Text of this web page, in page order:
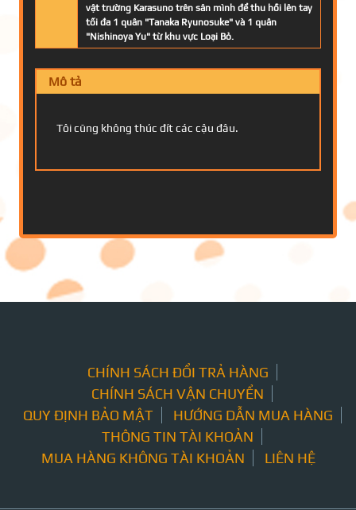
vật trường Karasuno trên sân mình để thu hồi lên tay
tối đa 1 quân "Tanaka Ryunosuke" và 1 quân
"Nishinoya Yu" từ khu vực Loại Bỏ.
Mô tả
Tôi cũng không thúc đít các cậu đâu.
CHÍNH SÁCH ĐỔI TRẢ HÀNG
CHÍNH SÁCH VẬN CHUYỂN
QUY ĐỊNH BẢO MẬT
HƯỚNG DẪN MUA HÀNG
THÔNG TIN TÀI KHOẢN
MUA HÀNG KHÔNG TÀI KHOẢN
LIÊN HỆ